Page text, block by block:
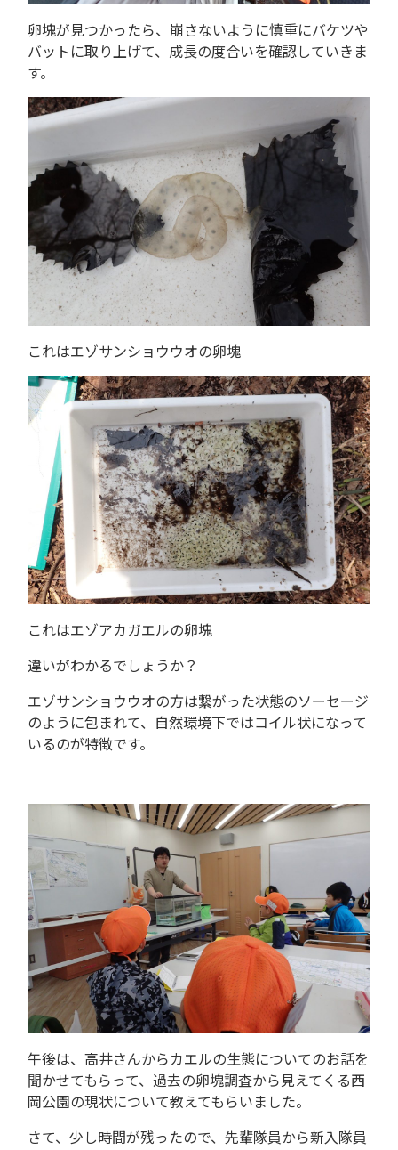
卵塊が見つかったら、崩さないように慎重にバケツや
バットに取り上げて、成長の度合いを確認していきま
す。
これはエゾサンショウウオの卵塊
これはエゾアカガエルの卵塊
違いがわかるでしょうか？
エゾサンショウウオの方は繋がった状態のソーセージ
のように包まれて、自然環境下ではコイル状になって
いるのが特徴です。
午後は、高井さんからカエルの生態についてのお話を
聞かせてもらって、過去の卵塊調査から見えてくる西
岡公園の現状について教えてもらいました。
さて、少し時間が残ったので、先輩隊員から新入隊員